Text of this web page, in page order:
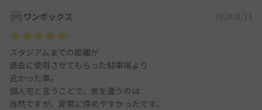
ワンボックス 2024/8/11
スタジアムまでの距離が
過去に使用させてもらった駐車場より
近かった事。
個人宅と言うことで、気を遣うのは
当然ですが、非常に停めやすかったです。